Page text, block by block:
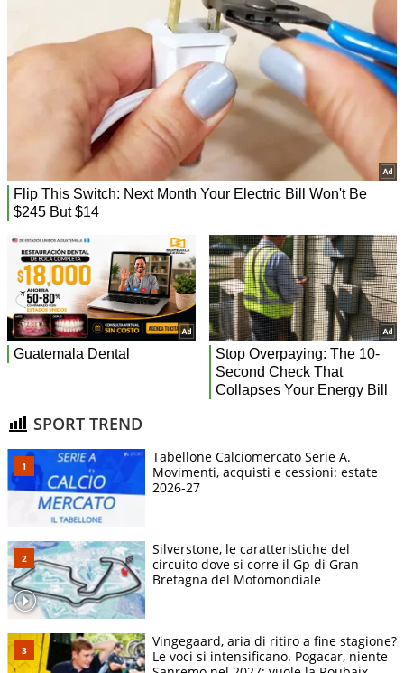
SPORT TREND
Tabellone Calciomercato Serie A.
Movimenti, acquisti e cessioni: estate
2026-27
Silverstone, le caratteristiche del
circuito dove si corre il Gp di Gran
Bretagna del Motomondiale
Vingegaard, aria di ritiro a fine stagione?
Le voci si intensificano. Pogacar, niente